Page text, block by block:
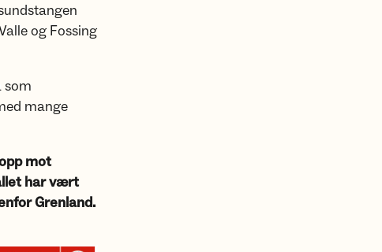
og Fossing
som
mange
mot
har vært
Grenland.